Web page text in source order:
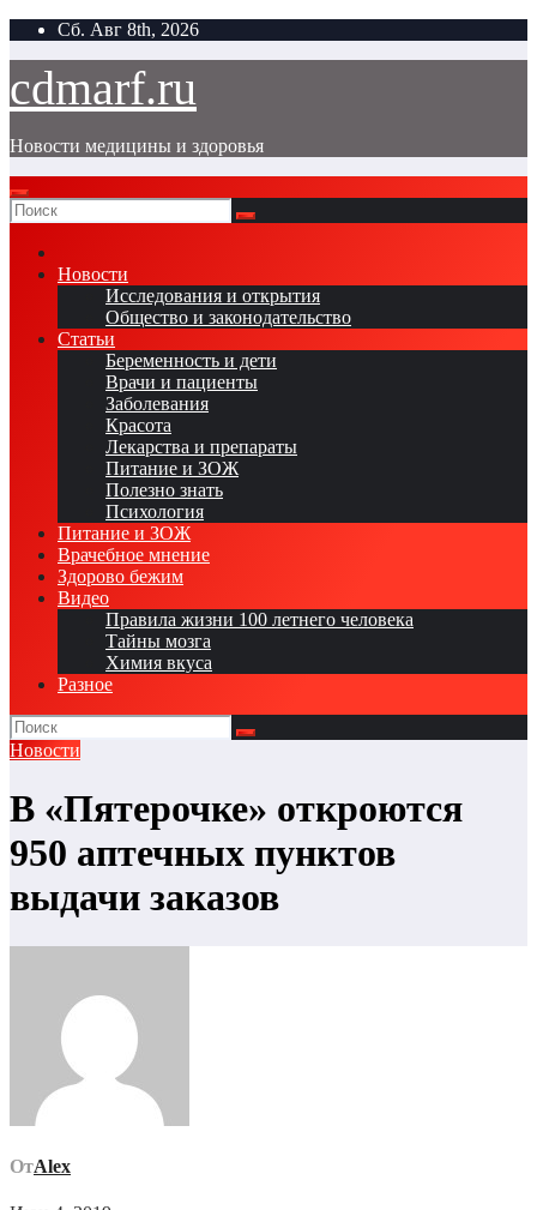
Перейти
содержимому
Сб. Авг 8th, 2026
cdmarf.ru
Новости медицины и здоровья
Новости
Исследования и открытия
Общество и законодательство
Статьи
Беременность и дети
Врачи и пациенты
Заболевания
Красота
Лекарства и препараты
Питание и ЗОЖ
Полезно знать
Психология
Питание и ЗОЖ
Врачебное мнение
Здорово бежим
Видео
Правила жизни 100 летнего человека
Тайны мозга
Химия вкуса
Разное
Новости
В «Пятерочке» откроются
950 аптечных пунктов
выдачи заказов
ОтAlex